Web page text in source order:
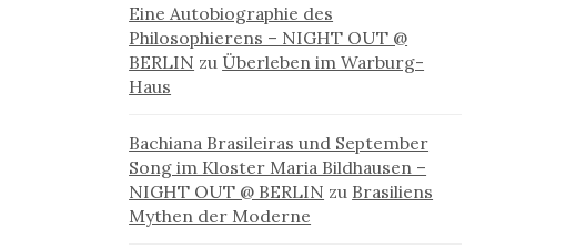
Eine Autobiographie des
Philosophierens – NIGHT OUT @
BERLIN zu Überleben im Warburg-
Haus
Bachiana Brasileiras und September
Song im Kloster Maria Bildhausen –
NIGHT OUT @ BERLIN zu Brasiliens
Mythen der Moderne